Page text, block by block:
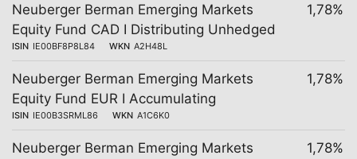
Neuberger Berman Emerging Markets
Equity Fund CAD I Distributing Unhedged
ISIN IE00BF8P8L84 WKN A2H48L
1,78%
Neuberger Berman Emerging Markets
Equity Fund EUR I Accumulating
ISIN IE00B3SRML86 WKN A1C6K0
1,78%
Neuberger Berman Emerging Markets
1,78%